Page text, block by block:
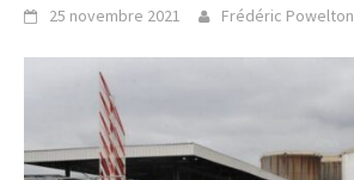
25 novembre 2021 Frédéric Powelton